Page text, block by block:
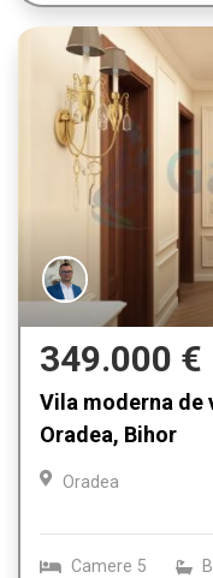
349.000 €
Vila moderna de
Oradea, Bihor
Oradea
Camere 5